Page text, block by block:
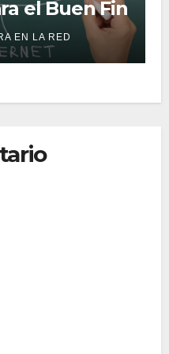
el Buen Fin
EN LA RED